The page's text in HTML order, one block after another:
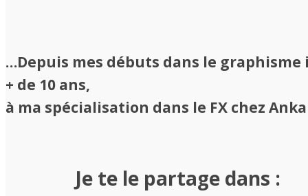
…Depuis mes débuts dans le graphisme
+ de 10 ans,
à ma spécialisation dans le FX chez
Je te le partage dans :